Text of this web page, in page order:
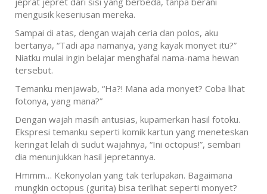
mengusik keseriusan mereka.
Sampai di atas, dengan wajah ceria dan polos, aku
bertanya, “Tadi apa namanya, yang kayak monyet itu?”
Niatku mulai ingin belajar menghafal nama-nama hewan
tersebut.
Temanku menjawab, “Ha?! Mana ada monyet? Coba lihat
fotonya, yang mana?”
Dengan wajah masih antusias, kupamerkan hasil fotoku.
Ekspresi temanku seperti komik kartun yang meneteskan
keringat lelah di sudut wajahnya, “Ini octopus!”, sembari
dia menunjukkan hasil jepretannya.
Hmmm… Kekonyolan yang tak terlupakan. Bagaimana
mungkin octopus (gurita) bisa terlihat seperti monyet?